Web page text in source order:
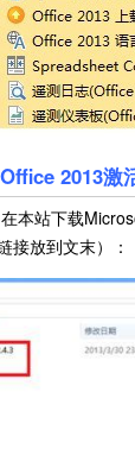
2013激
站下载
接放到文末）：